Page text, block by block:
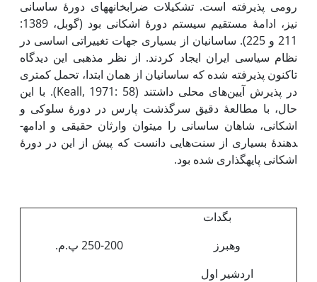
رومی پذیرفته است. تشکیلات ضرابخانه­های دورۀ ساسانی
نیز، ادامۀ مستقیم سیستم دورۀ اشکانی بود (گوبل، 1389:
211 و 225). ساسانیان از بسیاری جهات تغییراتی اساسی در
نظام سیاسی ایران ایجاد کردند. از نظر مذهبی این دیدگاه
تاکنون پذیرفته شده که ساسانیان از همان ابتدا، تحمل کمتری
در پذیرش آیین‌های محلی داشتند (Keall, 1971: 58). با این
حال، با مطالعۀ دقیق سرگذشت پارس در دورۀ سلوکی و
اشکانی، شاهان ساسانی را می­توان وارثان حقیقی و ادامه­
دهندۀ بسیاری از سنت‌هایی دانست که پیش از این در دورۀ
اشکانی پایه­گذاری شده بود.
بگدات
وهبرز
اردشیر اول
250-200 پ.م.